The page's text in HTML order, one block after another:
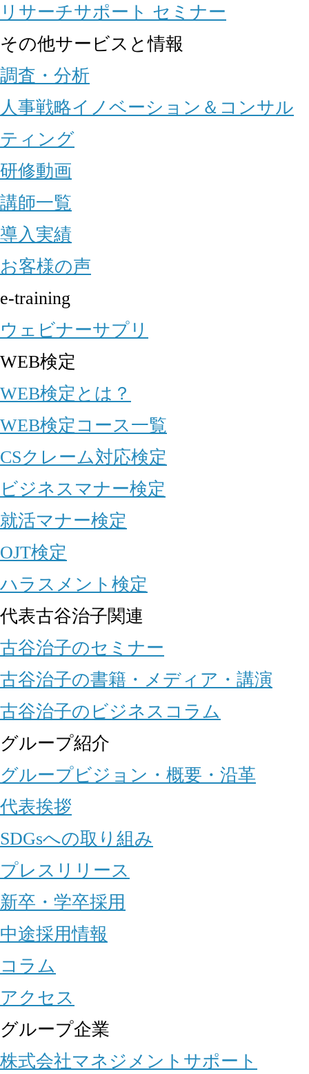
リサーチサポート セミナー
その他サービスと情報
調査・分析
人事戦略イノベーション＆コンサル
ティング
研修動画
講師一覧
導入実績
お客様の声
e-training
ウェビナーサプリ
WEB検定
WEB検定とは？
WEB検定コース一覧
CSクレーム対応検定
ビジネスマナー検定
就活マナー検定
OJT検定
ハラスメント検定
代表古谷治子関連
古谷治子のセミナー
古谷治子の書籍・メディア・講演
古谷治子のビジネスコラム
グループ紹介
グループビジョン・概要・沿革
代表挨拶
SDGsへの取り組み
プレスリリース
新卒・学卒採用
中途採用情報
コラム
アクセス
グループ企業
株式会社マネジメントサポート